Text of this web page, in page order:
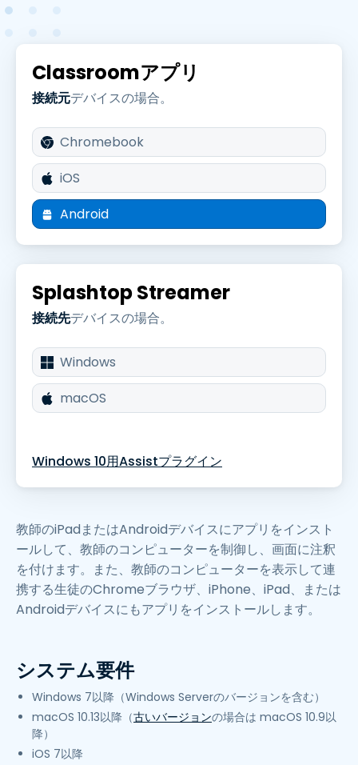
Classroomアプリ
接続元デバイスの場合。
Chromebook
iOS
Android
Splashtop Streamer
接続先デバイスの場合。
Windows
macOS
Windows 10用Assistプラグイン
教師のiPadまたはAndroidデバイスにアプリをインスト
ールして、教師のコンピューターを制御し、画面に注釈
を付けます。また、教師のコンピューターを表示して連
携する生徒のChromeブラウザ、iPhone、iPad、または
Androidデバイスにもアプリをインストールします。
システム要件
Windows 7以降（Windows Serverのバージョンを含む）
macOS 10.13以降（古いバージョンの場合は macOS 10.9以
降）
iOS 7以降